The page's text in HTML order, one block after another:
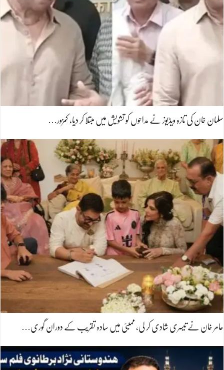
سلمان خان کی تازہ ویڈیوز نے مداحوں کو تشویش میں مبتلا کر دیا، کمزور…
عامر خان نے تیسری شادی کر لی، ممبئی میں سادہ تقریب کے دوران گوری…